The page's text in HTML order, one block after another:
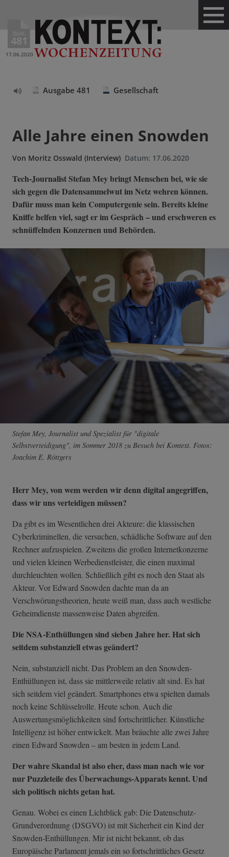
Ausg.
481
17.06.2020
Ausgabe 481 Gesellschaft
Alle Jahre einen Snowden
Von Moritz Osswald (Interview) Datum: 17.06.2020
Tech-Journalist Stefan Mey bringt Menschen bei, wie sie
sich gegen die Datensammelwut im Netz wehren können.
Dafür muss man kein Computergenie sein. Bereits kleine
Kniffe helfen viel, sagt er im Gespräch – und erschweren es
schnüffelnden Konzernen und Behörden.
Stefan Mey, Journalist und Spezialist für "digitale
Selbstverteidigung", im Sommer 2018 zu Besuch bei Kontext. Fotos:
Joachim E. Röttgers
Herr Mey, von wem werden wir denn digital angegriffen,
dass wir uns verteidigen müssen?
Da gibt es im Wesentlichen drei Akteure: die klassischen
Cyberkriminellen, die versuchen, schädliche Software auf den
Rechner aufzuspielen. Zweitens die großen Internetkonzerne
und vielen kleinen Werbedienstleister, die einen maximal
durchleuchten wollen. Schließlich gibt es noch den Staat als
Akteur. Vor Edward Snowden dachte man da an
Verschwörungstheorien, heute weiß man, dass auch westliche
Geheimdienste massenweise Daten abgreifen.
Die NSA-Enthüllungen sind sieben Jahre her. Hat sich
seitdem substanziell etwas geändert?
Nein, substanziell nicht. Das Problem an den Snowden-
Enthüllungen ist, dass sie mittlerweile relativ alt sind. Es hat
sich seitdem viel geändert. Smartphones etwa spielten damals
noch keine Schlüsselrolle. Heute schon. Auch die
Auswertungsmöglichkeiten sind fortschrittlicher. Künstliche
Intelligenz ist höher entwickelt. Man bräuchte alle zwei Jahre
einen Edward Snowden – am besten in jedem Land.
Der wahre Skandal ist also eher, dass man nach wie vor
nur Puzzleteile des Überwachungs-Apparats kennt. Und
sich politisch nichts getan hat.
Genau. Wobei es einen Lichtblick gab: Die Datenschutz-
Grundverordnung (DSGVO) ist mit Sicherheit ein Kind der
Snowden-Enthüllungen. Mir ist nicht bekannt, ob das
Europäische Parlament jemals ein so fortschrittliches Gesetz